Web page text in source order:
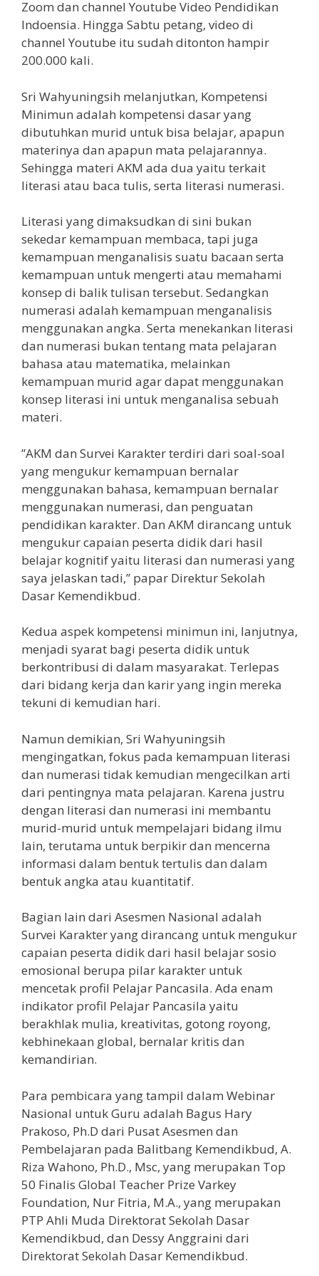
Zoom dan channel Youtube Video Pendidikan
Indoensia. Hingga Sabtu petang, video di
channel Youtube itu sudah ditonton hampir
200.000 kali.
Sri Wahyuningsih melanjutkan, Kompetensi
Minimun adalah kompetensi dasar yang
dibutuhkan murid untuk bisa belajar, apapun
materinya dan apapun mata pelajarannya.
Sehingga materi AKM ada dua yaitu terkait
literasi atau baca tulis, serta literasi numerasi.
Literasi yang dimaksudkan di sini bukan
sekedar kemampuan membaca, tapi juga
kemampuan menganalisis suatu bacaan serta
kemampuan untuk mengerti atau memahami
konsep di balik tulisan tersebut. Sedangkan
numerasi adalah kemampuan menganalisis
menggunakan angka. Serta menekankan literasi
dan numerasi bukan tentang mata pelajaran
bahasa atau matematika, melainkan
kemampuan murid agar dapat menggunakan
konsep literasi ini untuk menganalisa sebuah
materi.
”AKM dan Survei Karakter terdiri dari soal-soal
yang mengukur kemampuan bernalar
menggunakan bahasa, kemampuan bernalar
menggunakan numerasi, dan penguatan
pendidikan karakter. Dan AKM dirancang untuk
mengukur capaian peserta didik dari hasil
belajar kognitif yaitu literasi dan numerasi yang
saya jelaskan tadi,” papar Direktur Sekolah
Dasar Kemendikbud.
Kedua aspek kompetensi minimun ini, lanjutnya,
menjadi syarat bagi peserta didik untuk
berkontribusi di dalam masyarakat. Terlepas
dari bidang kerja dan karir yang ingin mereka
tekuni di kemudian hari.
Namun demikian, Sri Wahyuningsih
mengingatkan, fokus pada kemampuan literasi
dan numerasi tidak kemudian mengecilkan arti
dari pentingnya mata pelajaran. Karena justru
dengan literasi dan numerasi ini membantu
murid-murid untuk mempelajari bidang ilmu
lain, terutama untuk berpikir dan mencerna
informasi dalam bentuk tertulis dan dalam
bentuk angka atau kuantitatif.
Bagian lain dari Asesmen Nasional adalah
Survei Karakter yang dirancang untuk mengukur
capaian peserta didik dari hasil belajar sosio
emosional berupa pilar karakter untuk
mencetak profil Pelajar Pancasila. Ada enam
indikator profil Pelajar Pancasila yaitu
berakhlak mulia, kreativitas, gotong royong,
kebhinekaan global, bernalar kritis dan
kemandirian.
Para pembicara yang tampil dalam Webinar
Nasional untuk Guru adalah Bagus Hary
Prakoso, Ph.D dari Pusat Asesmen dan
Pembelajaran pada Balitbang Kemendikbud, A.
Riza Wahono, Ph.D., Msc, yang merupakan Top
50 Finalis Global Teacher Prize Varkey
Foundation, Nur Fitria, M.A., yang merupakan
PTP Ahli Muda Direktorat Sekolah Dasar
Kemendikbud, dan Dessy Anggraini dari
Direktorat Sekolah Dasar Kemendikbud.